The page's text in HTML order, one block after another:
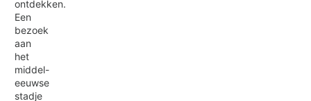
ontdekken.
Een
bezoek
aan
het
middel-
eeuwse
stadje